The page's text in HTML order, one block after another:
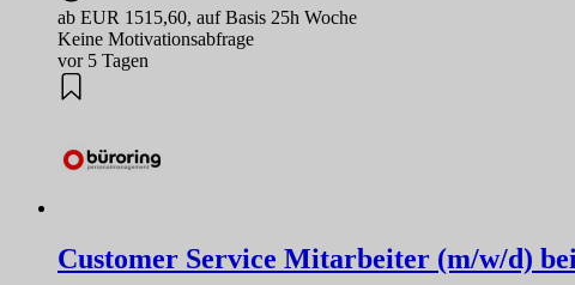
ab EUR 1515,60, auf Basis 25h Woche
Keine Motivationsabfrage
vor 5 Tagen
Customer Service Mitarbeiter (m/w/d)